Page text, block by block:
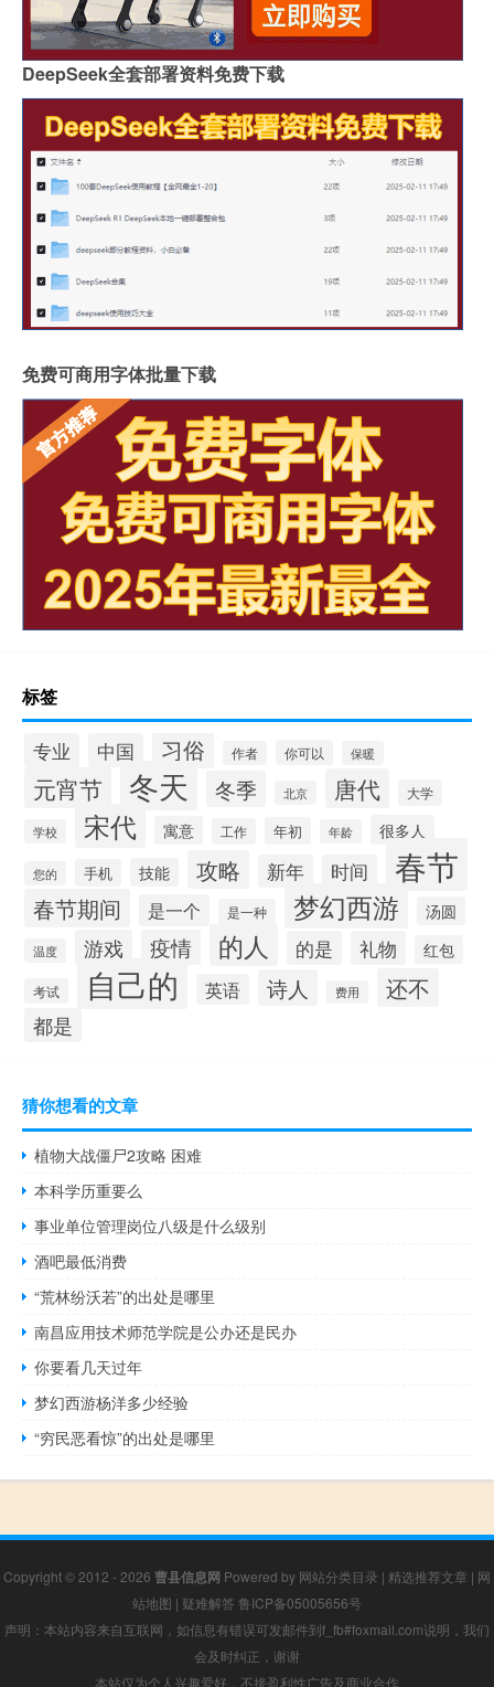
DeepSeek全套部署资料免费下载
免费可商用字体批量下载
标签
专业 中国 习俗 作者 你可以 保暖
元宵节 冬天 冬季 北京 唐代 大学
学校 宋代 寓意 工作 年初 年龄 很多人
您的 手机 技能 攻略 新年 时间 春节
春节期间 是一个 是一种 梦幻西游 汤圆
温度 游戏 疫情 的人 的是 礼物 红包
考试 自己的 英语 诗人 费用 还不
都是
猜你想看的文章
植物大战僵尸2攻略 困难
本科学历重要么
事业单位管理岗位八级是什么级别
酒吧最低消费
“荒林纷沃若”的出处是哪里
南昌应用技术师范学院是公办还是民办
你要看几天过年
梦幻西游杨洋多少经验
“穷民恶看惊”的出处是哪里
Copyright © 2012 - 2026 曹县信息网 Powered by 网站分类目录 | 精选推荐文章 | 网
站地图 | 疑难解答 鲁ICP备05005656号
声明：本站内容来自互联网，如信息有错误可发邮件到f_fb#foxmail.com说明，我们
会及时纠正，谢谢
本站仅为个人兴趣爱好，不接盈利性广告及商业合作